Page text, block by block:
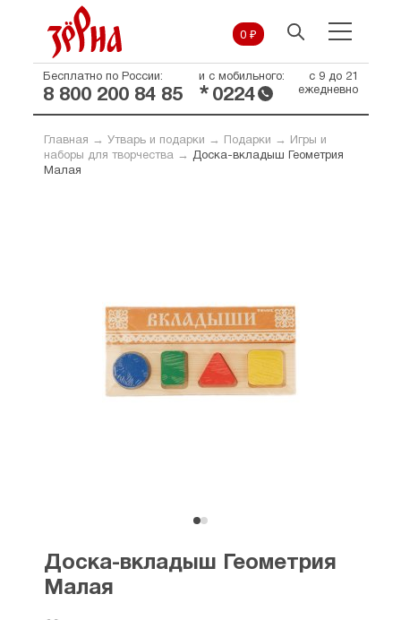
0 ₽
Бесплатно по России:
8 800 200 84 85
и с мобильного:
* 0224
с 9 до 21
ежедневно
Главная → Утварь и подарки → Подарки →
Игры и
наборы для творчества→ Доска-вкладыш Геометрия
Малая
Доска-вкладыш Геометрия
Малая